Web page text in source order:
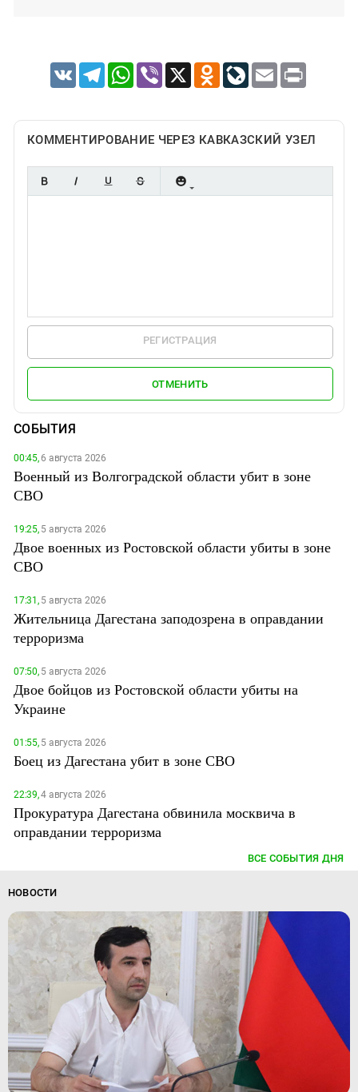
VK TelegramWhatsApp
Viber X Odnoklassniki
LiveJournal
Email Print
КОММЕНТИРОВАНИЕ ЧЕРЕЗ КАВКАЗСКИЙ УЗЕЛ
РЕГИСТРАЦИЯ
ОТМЕНИТЬ
СОБЫТИЯ
00:45,6 августа 2026
Военный из Волгоградской области убит в зоне
СВО
19:25,5 августа 2026
Двое военных из Ростовской области убиты в зоне
СВО
17:31,5 августа 2026
Жительница Дагестана заподозрена в оправдании
терроризма
07:50,5 августа 2026
Двое бойцов из Ростовской области убиты на
Украине
01:55,5 августа 2026
Боец из Дагестана убит в зоне СВО
22:39,4 августа 2026
Прокуратура Дагестана обвинила москвича в
оправдании терроризма
ВСЕ СОБЫТИЯ ДНЯ
НОВОСТИ